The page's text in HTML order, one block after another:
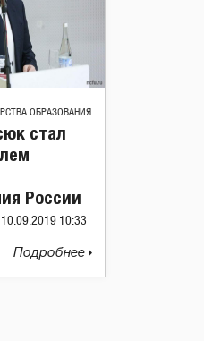
ОБРАЗОВАНИЯ
стал
России
10.09.2019 10:33
Подробнее